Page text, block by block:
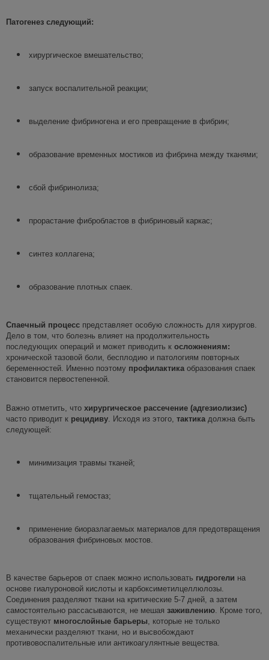
Патогенез следующий:
хирургическое вмешательство;
запуск воспалительной реакции;
выделение фибриногена и его превращение в фибрин;
образование временных мостиков из фибрина между тканями;
сбой фибринолиза;
прорастание фибробластов в фибриновый каркас;
синтез коллагена;
образование плотных спаек.
Спаечный процесс представляет особую сложность для хирургов.
Дело в том, что болезнь влияет на продолжительность
последующих операций и может приводить к осложнениям:
хронической тазовой боли, бесплодию и патологиям повторных
беременностей. Именно поэтому профилактика образования спаек
становится первостепенной.
Важно отметить, что хирургическое рассечение (адгезиолизис)
часто приводит к рецидиву . Исходя из этого, тактика должна быть
следующей:
минимизация травмы тканей;
тщательный гемостаз;
применение биоразлагаемых материалов для предотвращения
образования фибриновых мостов.
В качестве барьеров от спаек можно использовать гидрогели на
основе гиалуроновой кислоты и карбоксиметилцеллюлозы.
Соединения разделяют ткани на критические 5-7 дней, а затем
самостоятельно рассасываются, не мешая заживлению . Кроме того,
существуют многослойные барьеры , которые не только
механически разделяют ткани, но и высвобождают
противовоспалительные или антикоагулянтные вещества.